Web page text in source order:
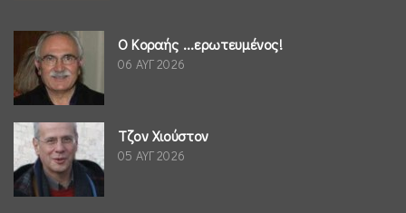
Ο Κοραής ...ερωτευμένος!
06 ΑΥΓ 2026
Τζον Χιούστον
05 ΑΥΓ 2026